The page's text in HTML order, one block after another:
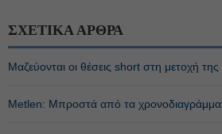
ΣΧΕΤΙΚΑ ΑΡΘΡΑ
Μαζεύονται οι θέσεις short στη μετοχή
Metlen: Μπροστά από τα